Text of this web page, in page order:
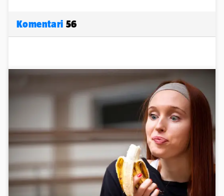
Komentari 56